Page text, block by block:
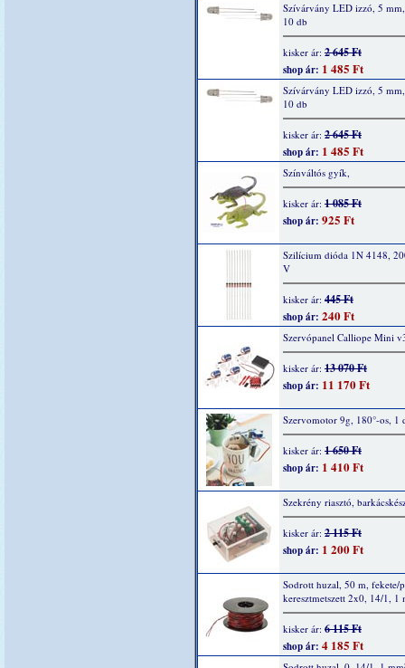
Szívárvány LED izzó, 5
10 db
kisker ár: 2 645 Ft
shop ár: 1 485 Ft
Szívárvány LED izzó, 5
10 db
kisker ár: 2 645 Ft
shop ár: 1 485 Ft
Színváltós gyík,
kisker ár: 1 085 Ft
shop ár: 925 Ft
Szilícium dióda 1N 4148,
V
kisker ár: 445 Ft
shop ár: 240 Ft
Szervópanel Calliope Mini
kisker ár: 13 070 Ft
shop ár: 11 170 Ft
Szervomotor 9g, 180°-os, 1
kisker ár: 1 650 Ft
shop ár: 1 410 Ft
Szekrény riasztó,
kisker ár: 2 115 Ft
shop ár: 1 200 Ft
Sodrott huzal, 50 m, fekete/
keresztmetszett 2x0, 14/1, 1
kisker ár: 6 115 Ft
shop ár: 4 185 Ft